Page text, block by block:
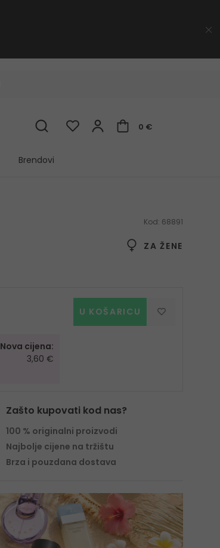
0 €
Brendovi
Kod: 68891
ZA ŽENE
U KOŠARICU
Nova cijena:
3,60 €
Zašto kupovati kod nas?
100 % originalni proizvodi
Najbolje cijene na tržištu
Brza i pouzdana dostava